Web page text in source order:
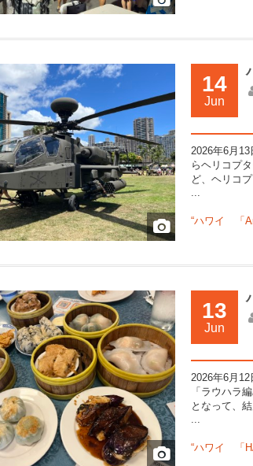
14
Jun
2026年6月
らヘリコプ
ど、ヘリコ
“ハワイ 「
13
Jun
2026年6月
「ラウハラ
となって、
...
“ハワイ 「